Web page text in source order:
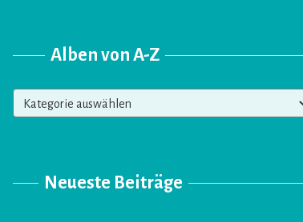
Alben von A-Z
Alben
von
Neueste Beiträge